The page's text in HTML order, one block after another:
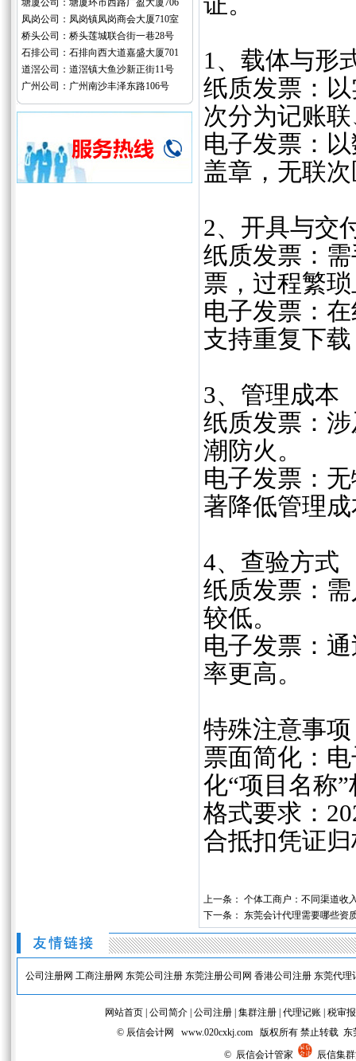
塘厦公司：塘厦环市西路广盈大厦706
凤岗公司：凤岗镇凤岗商会大厦710室
桥头公司：桥头莲城联合街一巷28号
石排公司：石排向西大道嘉盛大厦701
道滘公司：道滘镇大鱼沙新正街11号
广州公司：广州南沙丰泽东路106号
1、‌载体与形
纸质发票：
次分为记账
电子发票：
盖章，无联
‌2、开具与交
纸质发票：
票，过程繁
电子发票：
支持重复下
‌3、管理成本‌
纸质发票：
潮防火。‌‌
电子发票：
著降低管理
4、‌查验方式‌
纸质发票：
较低。‌‌
电子发票：
率更高。‌‌
特殊注意事
票面简化‌：
化“项目名称
格式要求‌：
合抵扣凭证
上一条： 个体工商户：不同渠道收
下一条： 东莞会计代理需要哪些资
公司注册网 工商注册网 东莞公司注册 东莞注册公司网 香港公司注册 东莞代理
网站首页 公司简介 公司注册 集群注册 代理记账 税审
© 辰信会计网 www.020cxkj.com 版权所有 禁止转载
© 辰信会计管家
辰信集